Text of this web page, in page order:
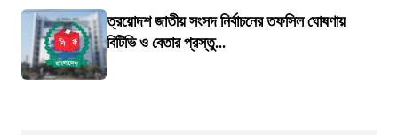
ত্রয়োদশ জাতীয় সংসদ নির্বাচনের তফসিল ঘোষণায়
বিটিভি ও বেতার প্রস্তু...